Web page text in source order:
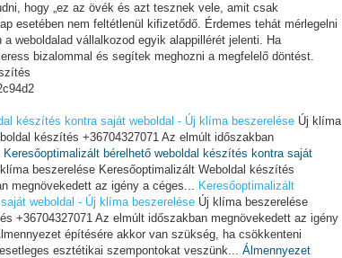
hogy „ez az övék és azt tesznek vele, amit csak
esetében nem feltétlenül kifizetődő. Érdemes tehát mérlegelni
weboldalad vállalkozod egyik alappillérét jelenti. Ha
bizalommal és segítek meghozni a megfelelő döntést.
készítés kontra saját weboldal - Új klíma beszerelése Új klíma
készítés +36704327071 Az elmúlt időszakban
Keresőoptimalizált bérelhető weboldal készítés kontra saját
beszerelése Keresőoptimalizált Weboldal készítés
megnövekedett az igény a céges... Keresőoptimalizált
weboldal - Új klíma beszerelése Új klíma beszerelése
+36704327071 Az elmúlt időszakban megnövekedett az igény
építésére akkor van szükség, ha csökkenteni
esztétikai szempontokat veszünk... Álmennyezet